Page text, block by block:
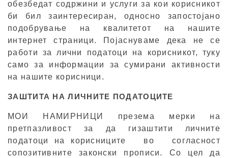
обезбедат содржини и услуги за кои корисникот
би бил заинтересиран, односно запостојано
подобрување на квалитетот на нашите
интернет страници. Појаснуваме дека не се
работи за лични податоци на корисникот, туку
само за информации за сумирани активности
на нашите корисници.
ЗАШТИТА НА ЛИЧНИТЕ ПОДАТОЦИТЕ
МОИ НАМИРНИЦИ презема мерки на
претпазливост за да гизаштити личните
податоци на корисниците во согласност
сопозитивните законски прописи. Со цел да